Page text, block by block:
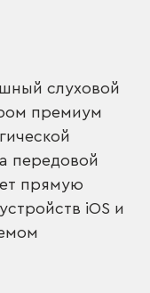
слуховой
премиум
передовой
прямую
iOS и